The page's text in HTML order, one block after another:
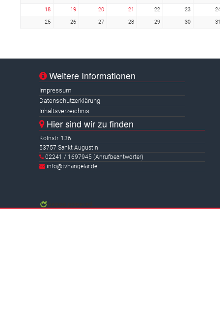
18
19 20 21 22 23
25
26 27 28 29 30
Weitere Informationen
Impressum
Datenschutzerklärung
Inhaltsverzeichnis
Hier sind wir zu finden
Kölnstr. 136
53757 Sankt Augustin
02241 / 1697945 (Anrufbeantworter)
info@tvhangelar.de